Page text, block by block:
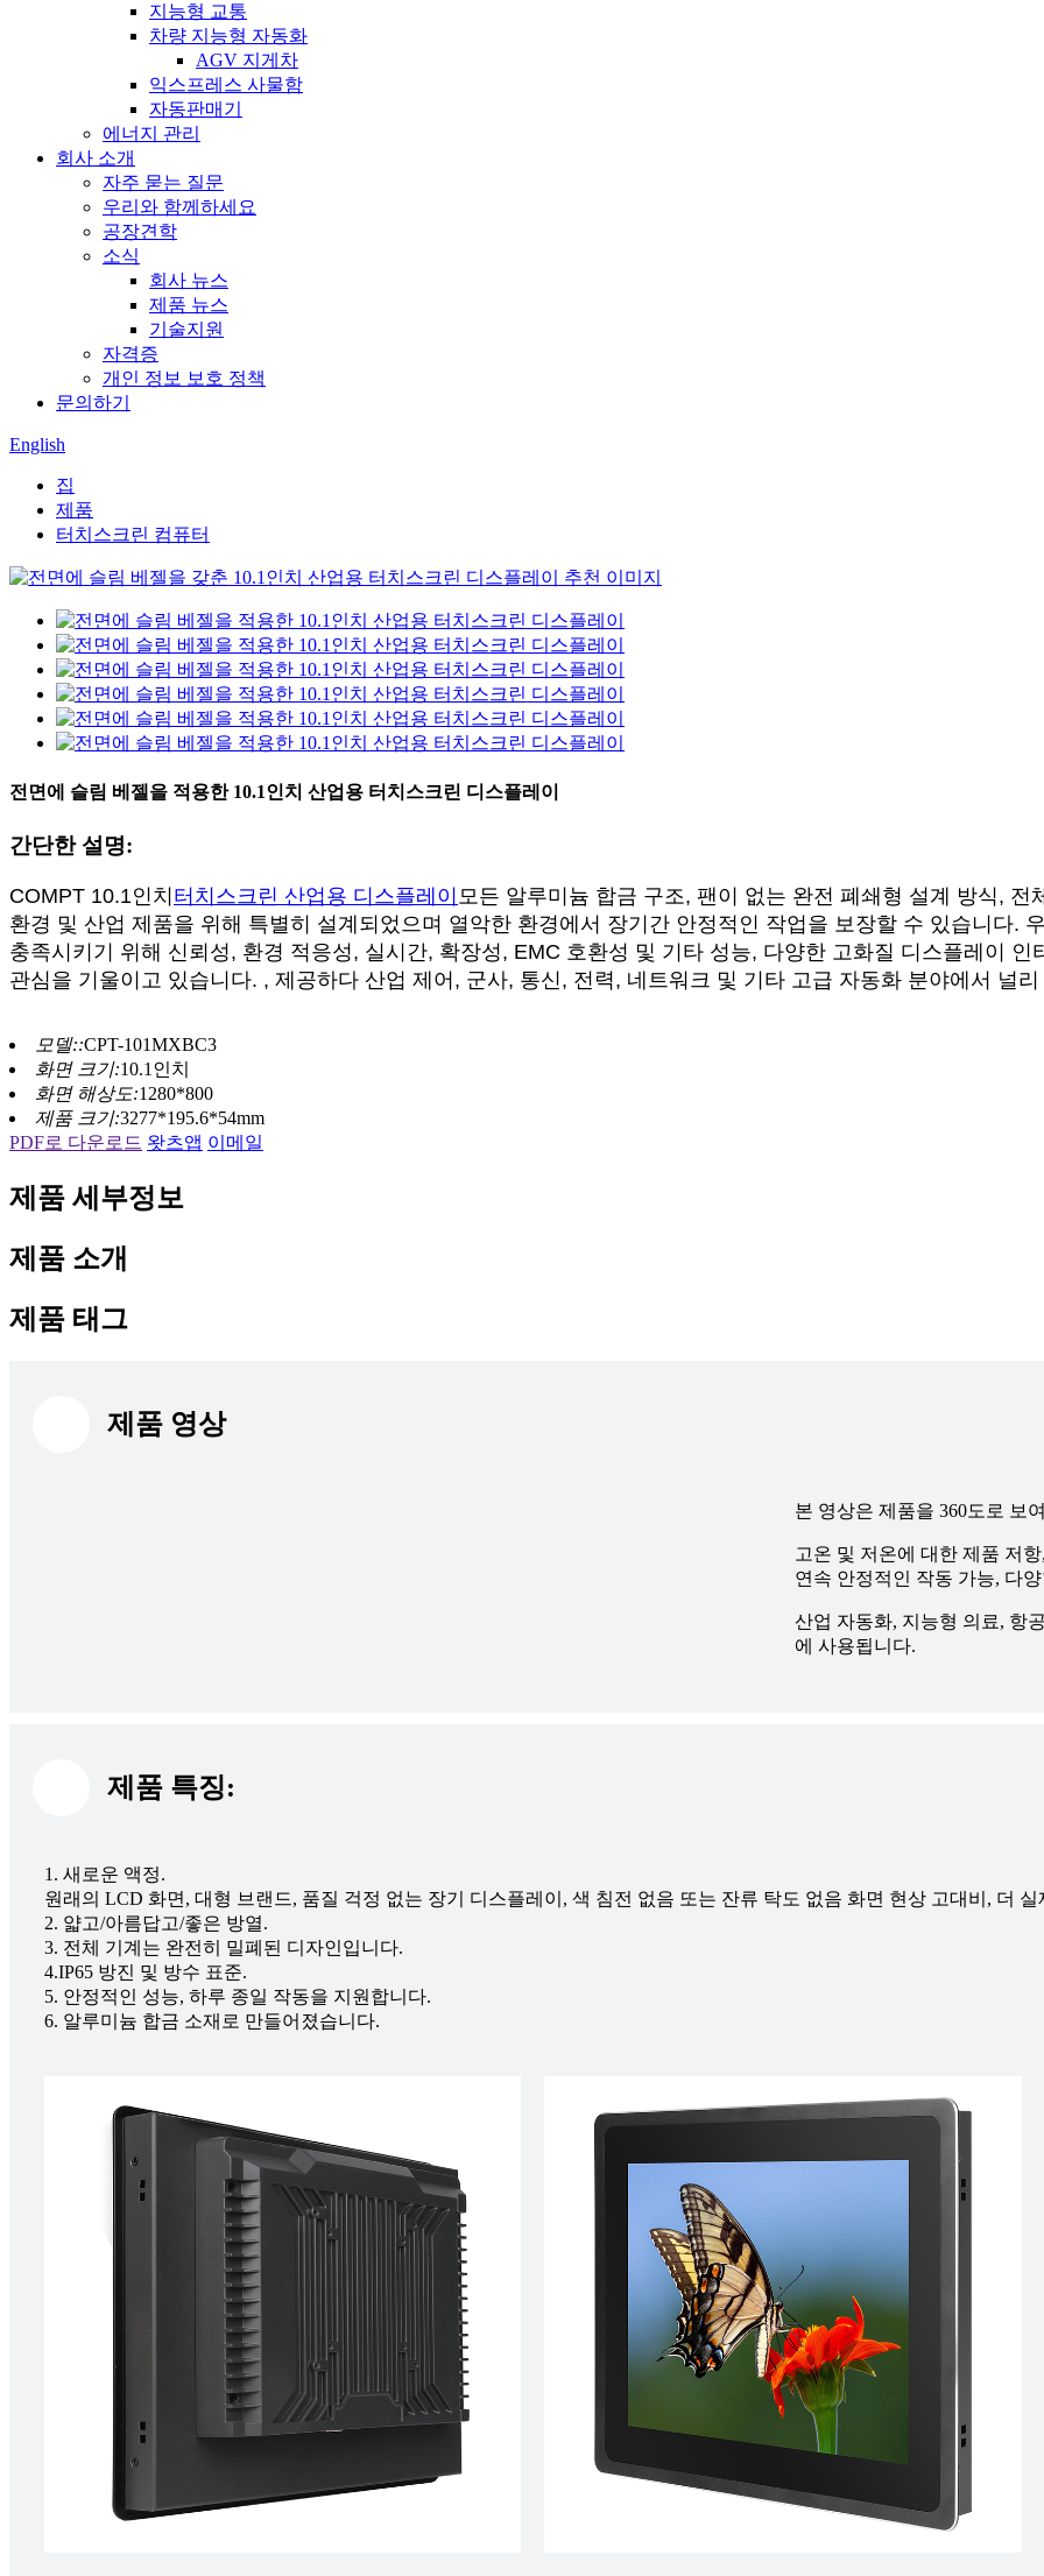
지능형 교통
차량 지능형 자동화
AGV 지게차
익스프레스 사물함
자동판매기
에너지 관리
회사 소개
자주 묻는 질문
우리와 함께하세요
공장견학
소식
회사 뉴스
제품 뉴스
기술지원
자격증
개인 정보 보호 정책
문의하기
English
집
제품
터치스크린 컴퓨터
전면에 슬림 베젤을 적용한 10.1인치 산업용 터치스크린 디스플레이
간단한 설명:
COMPT 10.1인치 터치스크린 산업용 디스플레이 모든 알루미늄 합금 구조, 팬이 없는 완전 폐쇄형 설계 방식,
환경 및 산업 제품을 위해 특별히 설계되었으며 열악한 환경에서 장기간 안정적인 작업을 보장할 수 있습니다.
충족시키기 위해 신뢰성, 환경 적응성, 실시간, 확장성, EMC 호환성 및 기타 성능, 다양한 고화질 디스플레이
관심을 기울이고 있습니다. , 제공하다 산업 제어, 군사, 통신, 전력, 네트워크 및 기타 고급 자동화 분야에서 널
모델::CPT-101MXBC3
화면 크기:10.1인치
화면 해상도:1280*800
제품 크기:3277*195.6*54mm
PDF로 다운로드 왓츠앱 이메일
제품 세부정보
제품 소개
제품 태그
제품 영상
본 영상은 제품을 360도로 보
고온 및 저온에 대한 제품 저
연속 안정적인 작동 가능, 다
산업 자동화, 지능형 의료, 항
에 사용됩니다.
제품 특징:
1. 새로운 액정.
원래의 LCD 화면, 대형 브랜드, 품질 걱정 없는 장기 디스플레이, 색 침전 없음 또는 잔류 탁도 없음 화면 현상 고대비, 더
2. 얇고/아름답고/좋은 방열.
3. 전체 기계는 완전히 밀폐된 디자인입니다.
4.IP65 방진 및 방수 표준.
5. 안정적인 성능, 하루 종일 작동을 지원합니다.
6. 알루미늄 합금 소재로 만들어졌습니다.